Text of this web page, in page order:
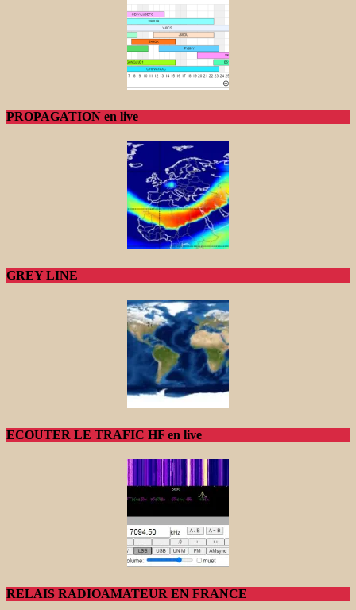
PROPAGATION en live
GREY LINE
ECOUTER LE TRAFIC HF en live
RELAIS RADIOAMATEUR EN FRANCE